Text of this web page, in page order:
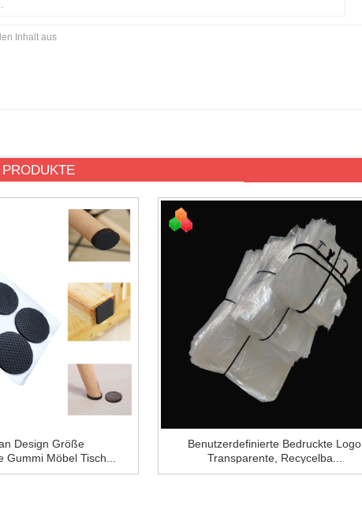
Design Größe
Gummi Möbel Tisch...
Benutzerdefinierte Bedruckte Logo
Transparente, Recycelba...